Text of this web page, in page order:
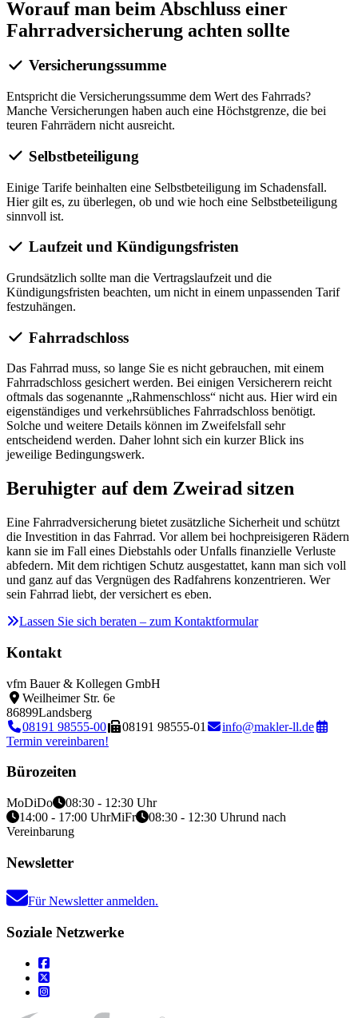
Worauf man beim Abschluss einer
Fahrradversicherung achten sollte
Versicherungssumme
Entspricht die Versicherungssumme dem Wert des Fahrrads?
Manche Versicherungen haben auch eine Höchstgrenze, die bei
teuren Fahrrädern nicht ausreicht.
Selbstbeteiligung
Einige Tarife beinhalten eine Selbstbeteiligung im Schadensfall.
Hier gilt es, zu überlegen, ob und wie hoch eine Selbstbeteiligung
sinnvoll ist.
Laufzeit und Kündigungsfristen
Grundsätzlich sollte man die Vertragslaufzeit und die
Kündigungsfristen beachten, um nicht in einem unpassenden Tarif
festzuhängen.
Fahrradschloss
Das Fahrrad muss, so lange Sie es nicht gebrauchen, mit einem
Fahrradschloss gesichert werden. Bei einigen Versicherern reicht
oftmals das sogenannte „Rahmenschloss“ nicht aus. Hier wird ein
eigenständiges und verkehrsübliches Fahrradschloss benötigt.
Solche und weitere Details können im Zweifelsfall sehr
entscheidend werden. Daher lohnt sich ein kurzer Blick ins
jeweilige Bedingungswerk.
Beruhigter auf dem Zweirad sitzen
Eine Fahrradversicherung bietet zusätzliche Sicherheit und schützt
die Investition in das Fahrrad. Vor allem bei hochpreisigeren Rädern
kann sie im Fall eines Diebstahls oder Unfalls finanzielle Verluste
abfedern. Mit dem richtigen Schutz ausgestattet, kann man sich voll
und ganz auf das Vergnügen des Radfahrens konzentrieren. Wer
sein Fahrrad liebt, der versichert es eben.
Lassen Sie sich beraten – zum Kontaktformular
Kontakt
vfm Bauer & Kollegen GmbH
Weilheimer Str. 6e
86899Landsberg
08191 98555-00
08191 98555-01
info@makler-ll.de
Termin vereinbaren!
Bürozeiten
MoDiDo
08:30 - 12:30 Uhr
14:00 - 17:00 UhrMiFr 08:30 - 12:30 Uhrund nach
Vereinbarung
Newsletter
Für Newsletter anmelden.
Soziale Netzwerke